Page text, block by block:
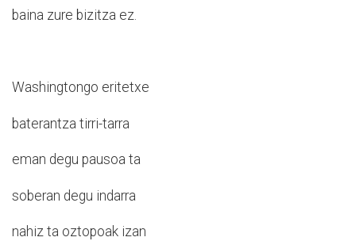
baina zure bizitza ez.
Washingtongo eritetxe
baterantza tirri-tarra
eman degu pausoa ta
soberan degu indarra
nahiz ta oztopoak izan